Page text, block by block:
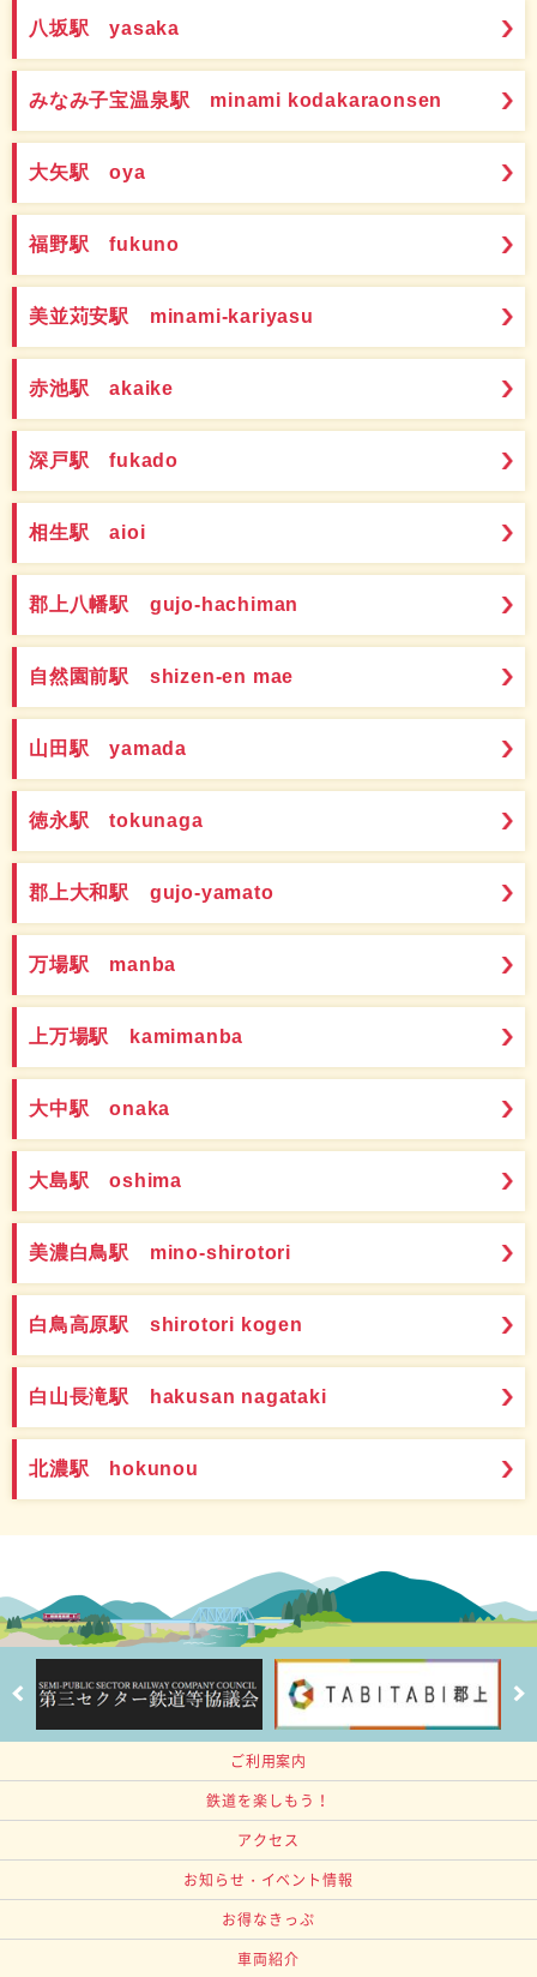
八坂駅 yasaka
みなみ子宝温泉駅 minami kodakaraonsen
大矢駅 oya
福野駅 fukuno
美並苅安駅 minami-kariyasu
赤池駅 akaike
深戸駅 fukado
相生駅 aioi
郡上八幡駅 gujo-hachiman
自然園前駅 shizen-en mae
山田駅 yamada
徳永駅 tokunaga
郡上大和駅 gujo-yamato
万場駅 manba
上万場駅 kamimanba
大中駅 onaka
大島駅 oshima
美濃白鳥駅 mino-shirotori
白鳥高原駅 shirotori kogen
白山長滝駅 hakusan nagataki
北濃駅 hokunou
ご利用案内
鉄道を楽しもう！
アクセス
お知らせ・イベント情報
お得なきっぷ
車両紹介